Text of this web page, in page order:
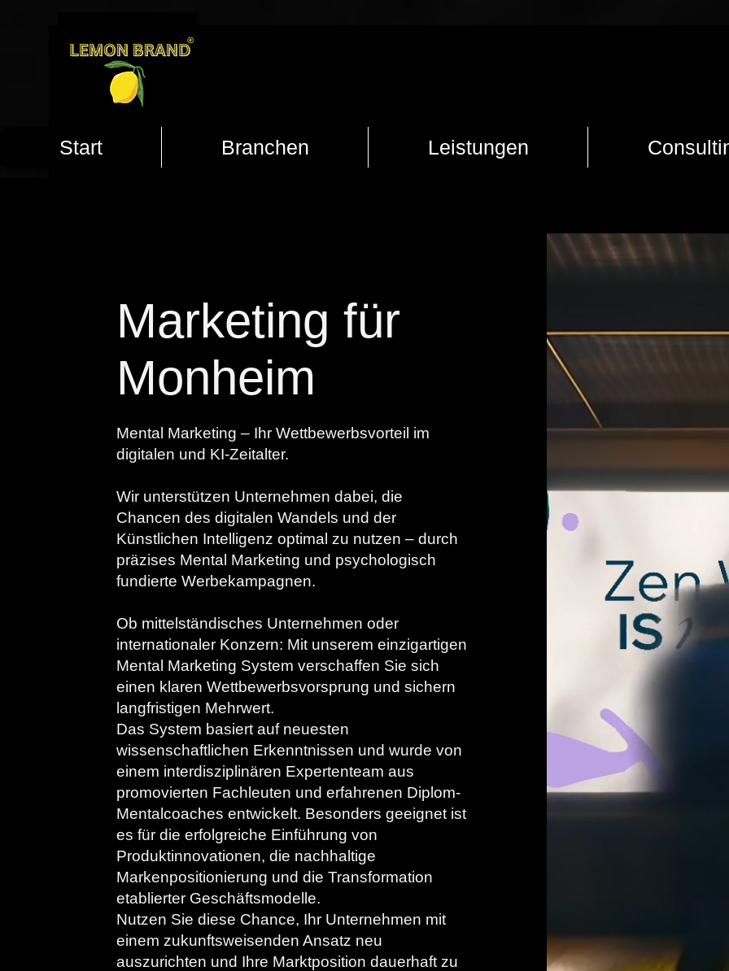
Start Branchen Leistungen
Marketing für
Monheim
Mental Marketing – Ihr Wettbewerbsvorteil im
digitalen und KI-Zeitalter.
Wir unterstützen Unternehmen dabei, die
Chancen des digitalen Wandels und der
Künstlichen Intelligenz optimal zu nutzen – durch
präzises Mental Marketing und psychologisch
fundierte Werbekampagnen.
Ob mittelständisches Unternehmen oder
internationaler Konzern: Mit unserem einzigartigen
Mental Marketing System verschaffen Sie sich
einen klaren Wettbewerbsvorsprung und sichern
langfristigen Mehrwert.
Das System basiert auf neuesten
wissenschaftlichen Erkenntnissen und wurde von
einem interdisziplinären Expertenteam aus
promovierten Fachleuten und erfahrenen Diplom-
Mentalcoaches entwickelt. Besonders geeignet ist
es für die erfolgreiche Einführung von
Produktinnovationen, die nachhaltige
Markenpositionierung und die Transformation
etablierter Geschäftsmodelle.
Nutzen Sie diese Chance, Ihr Unternehmen mit
einem zukunftsweisenden Ansatz neu
auszurichten und Ihre Marktposition dauerhaft zu